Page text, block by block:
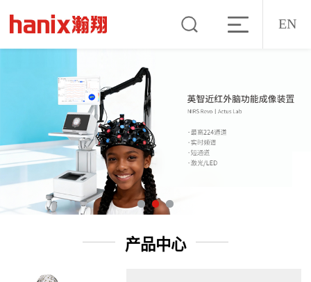
EN
产品中心